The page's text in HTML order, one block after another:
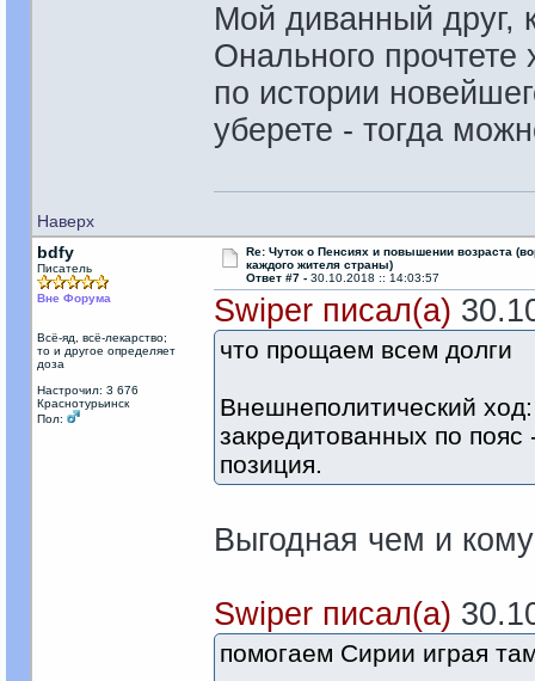
Мой диванный друг,
Онального прочтете
по истории
уберете - тогда
Наверх
bdfy
Писатель
Вне Форума
Всё-яд, всё-лекарство;
то и другое определяет
доза
Настрочил: 3 676
Краснотурьинск
Пол:
Re: Чуток о Пенсиях и повышении возраста
каждого жителя страны)
Ответ #7 - 30.10.2018 :: 14:03:57
Swiper писал(а)
что прощаем всем долги
Внешнеполитический
закредитованных по
позиция.
Выгодная чем и
Swiper писал(а)
помогаем Сирии играя